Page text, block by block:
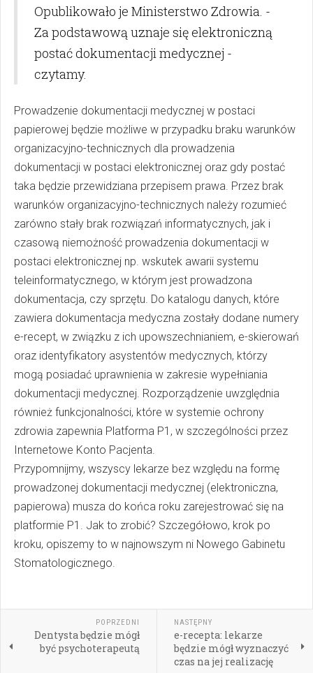
Opublikowało je Ministerstwo Zdrowia. -
Za podstawową uznaje się elektroniczną
postać dokumentacji medycznej -
czytamy.
Prowadzenie dokumentacji medycznej w postaci
papierowej będzie możliwe w przypadku braku warunków
organizacyjno-technicznych dla prowadzenia
dokumentacji w postaci elektronicznej oraz gdy postać
taka będzie przewidziana przepisem prawa. Przez brak
warunków organizacyjno-technicznych należy rozumieć
zarówno stały brak rozwiązań informatycznych, jak i
czasową niemożność prowadzenia dokumentacji w
postaci elektronicznej np. wskutek awarii systemu
teleinformatycznego, w którym jest prowadzona
dokumentacja, czy sprzętu. Do katalogu danych, które
zawiera dokumentacja medyczna zostały dodane numery
e-recept, w związku z ich upowszechnianiem, e-skierowań
oraz identyfikatory asystentów medycznych, którzy
mogą posiadać uprawnienia w zakresie wypełniania
dokumentacji medycznej. Rozporządzenie uwzględnia
również funkcjonalności, które w systemie ochrony
zdrowia zapewnia Platforma P1, w szczególności przez
Internetowe Konto Pacjenta.
Przypomnijmy, wszyscy lekarze bez względu na formę
prowadzonej dokumentacji medycznej (elektroniczna,
papierowa) musza do końca roku zarejestrować się na
platformie P1. Jak to zrobić? Szczegółowo, krok po
kroku, opiszemy to w najnowszym ni Nowego Gabinetu
Stomatologicznego.
POPRZEDNI
Dentysta będzie mógł
być psychoterapeutą
NASTĘPNY
e-recepta: lekarze
będzie mógł wyznaczyć
czas na jej realizację